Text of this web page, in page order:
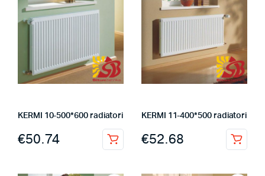
KERMI 10-500*600 radiatori
€50.74
KERMI 11-400*500 radiatori
€52.68